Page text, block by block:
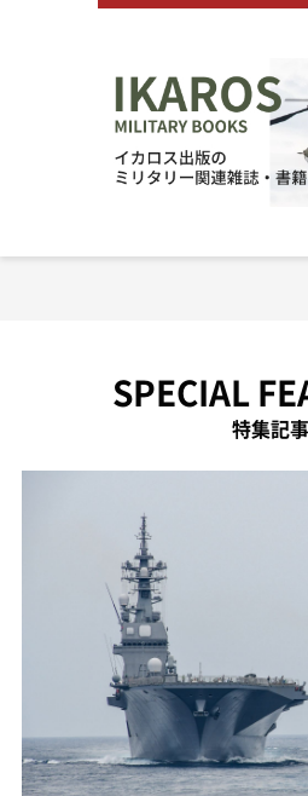
SPECIAL
特集記事